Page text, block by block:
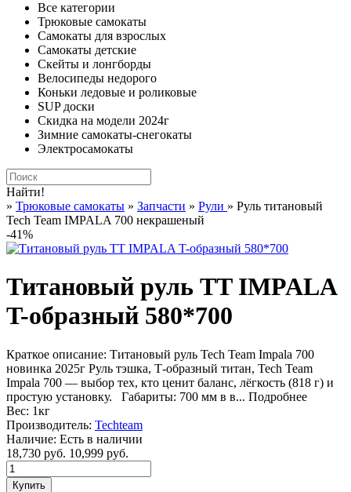
Все категории
Трюковые самокаты
Самокаты для взрослых
Самокаты детские
Cкейты и лонгборды
Велосипеды недорого
Коньки ледовые и роликовые
SUP доски
Скидка на модели 2024г
Зимние самокаты-снегокаты
Электросамокаты
Найти!
» Трюковые самокаты » Запчасти » Рули » Руль титановый
Tech Team IMPALA 700 некрашеный
-41%
Титановый руль TT IMPALA
T-образный 580*700
Краткое описание: Титановый руль Tech Team Impala 700
новинка 2025г Руль тэшка, Т-образный титан, Tech Team
Impala 700 — выбор тех, кто ценит баланс, лёгкость (818 г) и
простую установку. Габариты: 700 мм в в... Подробнее
Вес: 1кг
Производитель: Techteam
Наличие: Есть в наличии
18,730 руб. 10,999 руб.